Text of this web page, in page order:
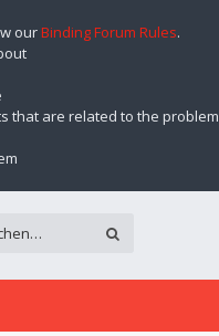
ourBinding Forum Rules.
that are related to the problem